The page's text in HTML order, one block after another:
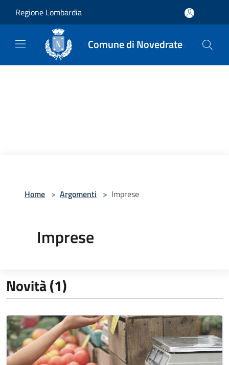
Regione Lombardia
Comune di Novedrate
Home > Argomenti > Imprese
Imprese
Novità (1)